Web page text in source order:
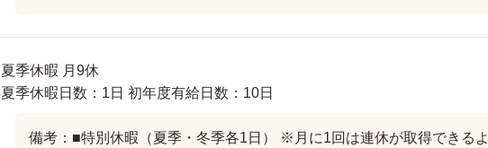
夏季休暇 月9休
夏季休暇日数：1日 初年度有給日数：10日
備考：■特別休暇（夏季・冬季各1日） ※月に1回は連休が取得できるよ